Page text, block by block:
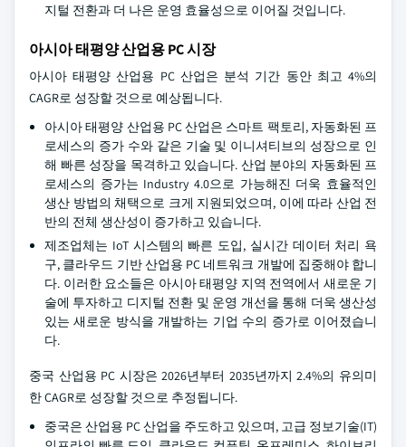
지털 전환과 더 나은 운영 효율성으로 이어질 것입니다.
아시아 태평양 산업용 PC 시장
아시아 태평양 산업용 PC 산업은 분석 기간 동안 최고 4%의
CAGR로 성장할 것으로 예상됩니다.
아시아 태평양 산업용 PC 산업은 스마트 팩토리, 자동화된 프
로세스의 증가 수와 같은 기술 및 이니셔티브의 성장으로 인
해 빠른 성장을 목격하고 있습니다. 산업 분야의 자동화된 프
로세스의 증가는 Industry 4.0으로 가능해진 더욱 효율적인
생산 방법의 채택으로 크게 지원되었으며, 이에 따라 산업 전
반의 전체 생산성이 증가하고 있습니다.
제조업체는 IoT 시스템의 빠른 도입, 실시간 데이터 처리 욕
구, 클라우드 기반 산업용 PC 네트워크 개발에 집중해야 합니
다. 이러한 요소들은 아시아 태평양 지역 전역에서 새로운 기
술에 투자하고 디지털 전환 및 운영 개선을 통해 더욱 생산성
있는 새로운 방식을 개발하는 기업 수의 증가로 이어졌습니
다.
중국 산업용 PC 시장은 2026년부터 2035년까지 2.4%의 유의미
한 CAGR로 성장할 것으로 추정됩니다.
중국은 산업용 PC 산업을 주도하고 있으며, 고급 정보기술(IT)